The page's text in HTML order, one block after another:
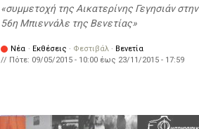
συμμετοχή της Αικατερίνης Γεγησιάν στην
56η Μπιεννάλε της Βενετίας
Νέα · Εκθέσεις · Φεστιβάλ · Βενετία
// Πότε: 09/05/2015 - 10:00 έως 23/11/2015 - 17:59